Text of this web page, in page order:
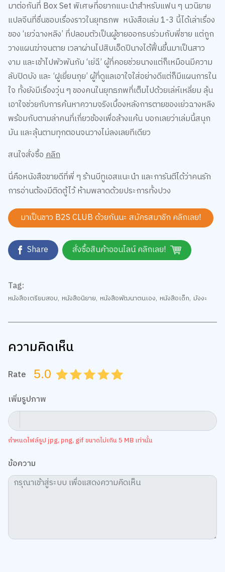
แปลจีนที่ชื่นชอบเรื่องราวในยุทธภพ หนังสือเล่ม 1-3 นี้ได้เล่าเรื่อง
ของ ‘เยว่ฉางหลิง’ ที่ปลอมตัวเป็นผู้ชายออกรบร่วมกับพี่ชาย แต่ถูก
วางแผนฆ่าจนตาย เวลาผ่านไปสิบเอ็ดปีนางได้ฟื้นขึ้นมาเป็นสาว
งาม และเข้าไปพัวพันกับ ‘เย่ฉี’ ผู้ที่คอยช่วยนางแต่ก็เหมือนมีความ
ลับปิดบัง และ ‘ฝูเยี่ยนกุย’ ผู้ที่ดูแลเอาใจใส่อย่างดีแต่ก็มีแผนการใน
ใจ ทั้งยังมีเรื่องวุ่น ๆ ของคนในยุทธภพที่เต็มไปด้วยเล่ห์เหลี่ยม ลุ้น
เอาใจช่วยกับการค้นหาความจริงเบื้องหลังการตายของเย่วฉางหลิง
พร้อมกับตามล่าคนที่เกี่ยวข้องเพื่อล้างแค้น บอกเลยว่าเล่มนี้สนุก
มัน และลุ้นตามทุกตอนจนวางไม่ลงเลยทีเดียว
สนใจสั่งซื้อ
นี่คือหนังสือขายดีที่พี่ ๆ ร้านบีทูเอสแนะนำ และการันตีได้ว่าคนรัก
การอ่านต้องมีติดตู้ไว้ ห้ามพลาดด้วยประการทั้งปวง
มาเป็นชาว B2S CLUB ด้วยกันนะ สมัครสมาชิกคลิกเลย!
Share สั่งซื้อสินค้าออนไลน์ คลิกเลย!
หนังสือเตรียมสอบ
ความคิดเห็น
4.5
4.0
3.5
3.0
2.5
2.0
1.5
1.0
0.5
เพิ่มรูปภาพ
กำหนดไฟล์รูป jpg, png, gif ขนาดไม่เกิน 5 MB เท่านั้น